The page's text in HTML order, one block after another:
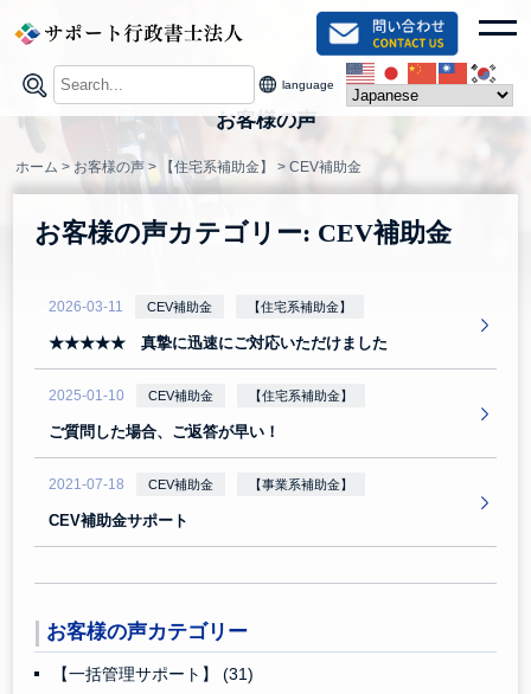
content
language
お客様の声
ホーム > お客様の声 > 【住宅系補助金】 >CEV補助金
お客様の声カテゴリー: CEV補助金
2026-03-11 CEV補助金 【住宅系補助金】
★★★★★ 真摯に迅速にご対応いただけました
2025-01-10 CEV補助金 【住宅系補助金】
ご質問した場合、ご返答が早い！
2021-07-18 CEV補助金 【事業系補助金】
CEV補助金サポート
お客様の声カテゴリー
【一括管理サポート】(31)